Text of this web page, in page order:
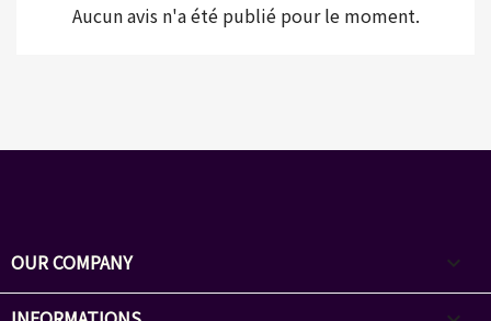
Aucun avis n'a été publié pour le moment.
OUR COMPANY 